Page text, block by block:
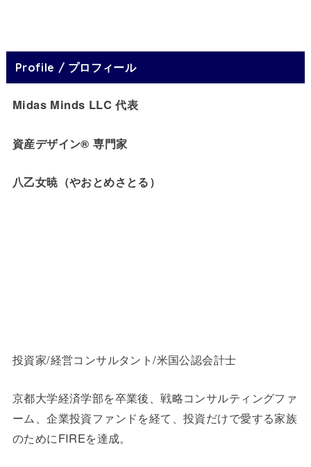
Profile / プロフィール
Midas Minds LLC 代表
資産デザイン® 専門家
八乙女暁（やおとめさとる）
投資家/経営コンサルタント/米国公認会計士
京都大学経済学部を卒業後、戦略コンサルティングファ
ーム、企業投資ファンドを経て、投資だけで愛する家族
のためにFIREを達成。